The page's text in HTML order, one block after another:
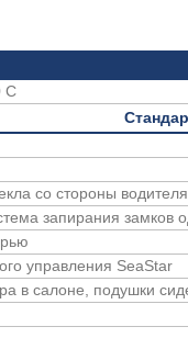
C
со стороны
запирания замков
управления SeaStar
в салоне, подушки